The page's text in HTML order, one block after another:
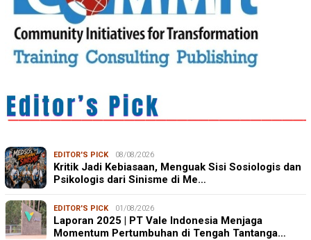
EDITOR'S PICK 08/08/2026
Kritik Jadi Kebiasaan, Menguak Sisi Sosiologis dan
Psikologis dari Sinisme di Me…
EDITOR'S PICK 01/08/2026
Laporan 2025 | PT Vale Indonesia Menjaga
Momentum Pertumbuhan di Tengah Tantanga…